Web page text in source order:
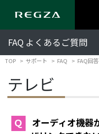
FAQ よくあるご質問
TOP サポート FAQ FAQ回答
テレビ